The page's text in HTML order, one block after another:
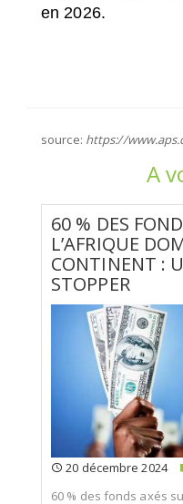
en 2026.
source: https://
A
60 % DES
L’AFRIQUE
CONTINENT :
STOPPER
20 décembre 2024
60 % des fonds axés